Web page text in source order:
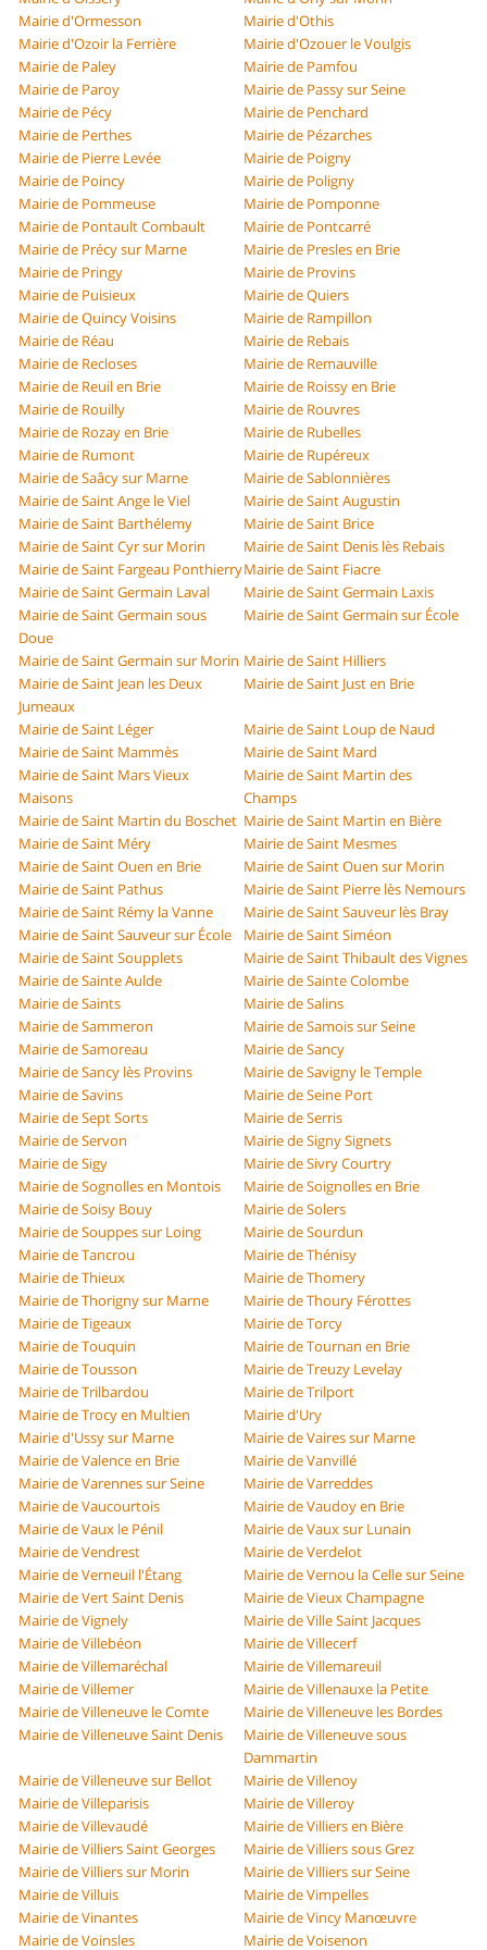
Mairie d'Ormesson
Mairie d'Othis
Mairie d'Ozoir la Ferrière
Mairie d'Ozouer le Voulgis
Mairie de Paley
Mairie de Pamfou
Mairie de Paroy
Mairie de Passy sur Seine
Mairie de Pécy
Mairie de Penchard
Mairie de Perthes
Mairie de Pézarches
Mairie de Pierre Levée
Mairie de Poigny
Mairie de Poincy
Mairie de Poligny
Mairie de Pommeuse
Mairie de Pomponne
Mairie de Pontault Combault
Mairie de Pontcarré
Mairie de Précy sur Marne
Mairie de Presles en Brie
Mairie de Pringy
Mairie de Provins
Mairie de Puisieux
Mairie de Quiers
Mairie de Quincy Voisins
Mairie de Rampillon
Mairie de Réau
Mairie de Rebais
Mairie de Recloses
Mairie de Remauville
Mairie de Reuil en Brie
Mairie de Roissy en Brie
Mairie de Rouilly
Mairie de Rouvres
Mairie de Rozay en Brie
Mairie de Rubelles
Mairie de Rumont
Mairie de Rupéreux
Mairie de Saâcy sur Marne
Mairie de Sablonnières
Mairie de Saint Ange le Viel
Mairie de Saint Augustin
Mairie de Saint Barthélemy
Mairie de Saint Brice
Mairie de Saint Cyr sur Morin
Mairie de Saint Denis lès Rebais
Mairie de Saint Fargeau PonthierryMairie de Saint Fiacre
Mairie de Saint Germain Laval
Mairie de Saint Germain Laxis
Mairie de Saint Germain sous
Doue
Mairie de Saint Germain sur École
Mairie de Saint Germain sur Morin Mairie de Saint Hilliers
Mairie de Saint Jean les Deux
Jumeaux
Mairie de Saint Just en Brie
Mairie de Saint Léger
Mairie de Saint Loup de Naud
Mairie de Saint Mammès
Mairie de Saint Mard
Mairie de Saint Mars Vieux
Maisons
Mairie de Saint Martin des
Champs
Mairie de Saint Martin du Boschet Mairie de Saint Martin en Bière
Mairie de Saint Méry
Mairie de Saint Mesmes
Mairie de Saint Ouen en Brie
Mairie de Saint Ouen sur Morin
Mairie de Saint Pathus
Mairie de Saint Pierre lès Nemours
Mairie de Saint Rémy la Vanne
Mairie de Saint Sauveur lès Bray
Mairie de Saint Sauveur sur École
Mairie de Saint Siméon
Mairie de Saint Soupplets
Mairie de Saint Thibault des Vignes
Mairie de Sainte Aulde
Mairie de Sainte Colombe
Mairie de Saints
Mairie de Salins
Mairie de Sammeron
Mairie de Samois sur Seine
Mairie de Samoreau
Mairie de Sancy
Mairie de Sancy lès Provins
Mairie de Savigny le Temple
Mairie de Savins
Mairie de Seine Port
Mairie de Sept Sorts
Mairie de Serris
Mairie de Servon
Mairie de Signy Signets
Mairie de Sigy
Mairie de Sivry Courtry
Mairie de Sognolles en Montois
Mairie de Soignolles en Brie
Mairie de Soisy Bouy
Mairie de Solers
Mairie de Souppes sur Loing
Mairie de Sourdun
Mairie de Tancrou
Mairie de Thénisy
Mairie de Thieux
Mairie de Thomery
Mairie de Thorigny sur Marne
Mairie de Thoury Férottes
Mairie de Tigeaux
Mairie de Torcy
Mairie de Touquin
Mairie de Tournan en Brie
Mairie de Tousson
Mairie de Treuzy Levelay
Mairie de Trilbardou
Mairie de Trilport
Mairie de Trocy en Multien
Mairie d'Ury
Mairie d'Ussy sur Marne
Mairie de Vaires sur Marne
Mairie de Valence en Brie
Mairie de Vanvillé
Mairie de Varennes sur Seine
Mairie de Varreddes
Mairie de Vaucourtois
Mairie de Vaudoy en Brie
Mairie de Vaux le Pénil
Mairie de Vaux sur Lunain
Mairie de Vendrest
Mairie de Verdelot
Mairie de Verneuil l'Étang
Mairie de Vernou la Celle sur Seine
Mairie de Vert Saint Denis
Mairie de Vieux Champagne
Mairie de Vignely
Mairie de Ville Saint Jacques
Mairie de Villebéon
Mairie de Villecerf
Mairie de Villemaréchal
Mairie de Villemareuil
Mairie de Villemer
Mairie de Villenauxe la Petite
Mairie de Villeneuve le Comte
Mairie de Villeneuve les Bordes
Mairie de Villeneuve Saint Denis
Mairie de Villeneuve sous
Dammartin
Mairie de Villeneuve sur Bellot
Mairie de Villenoy
Mairie de Villeparisis
Mairie de Villeroy
Mairie de Villevaudé
Mairie de Villiers en Bière
Mairie de Villiers Saint Georges
Mairie de Villiers sous Grez
Mairie de Villiers sur Morin
Mairie de Villiers sur Seine
Mairie de Villuis
Mairie de Vimpelles
Mairie de Vinantes
Mairie de Vincy Manœuvre
Mairie de Voinsles
Mairie de Voisenon